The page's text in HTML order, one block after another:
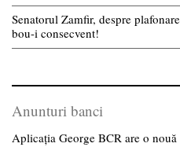
Senatorul Zamfir, despre
bou-i consecvent!
Anunturi banci
Aplicația George BCR are o